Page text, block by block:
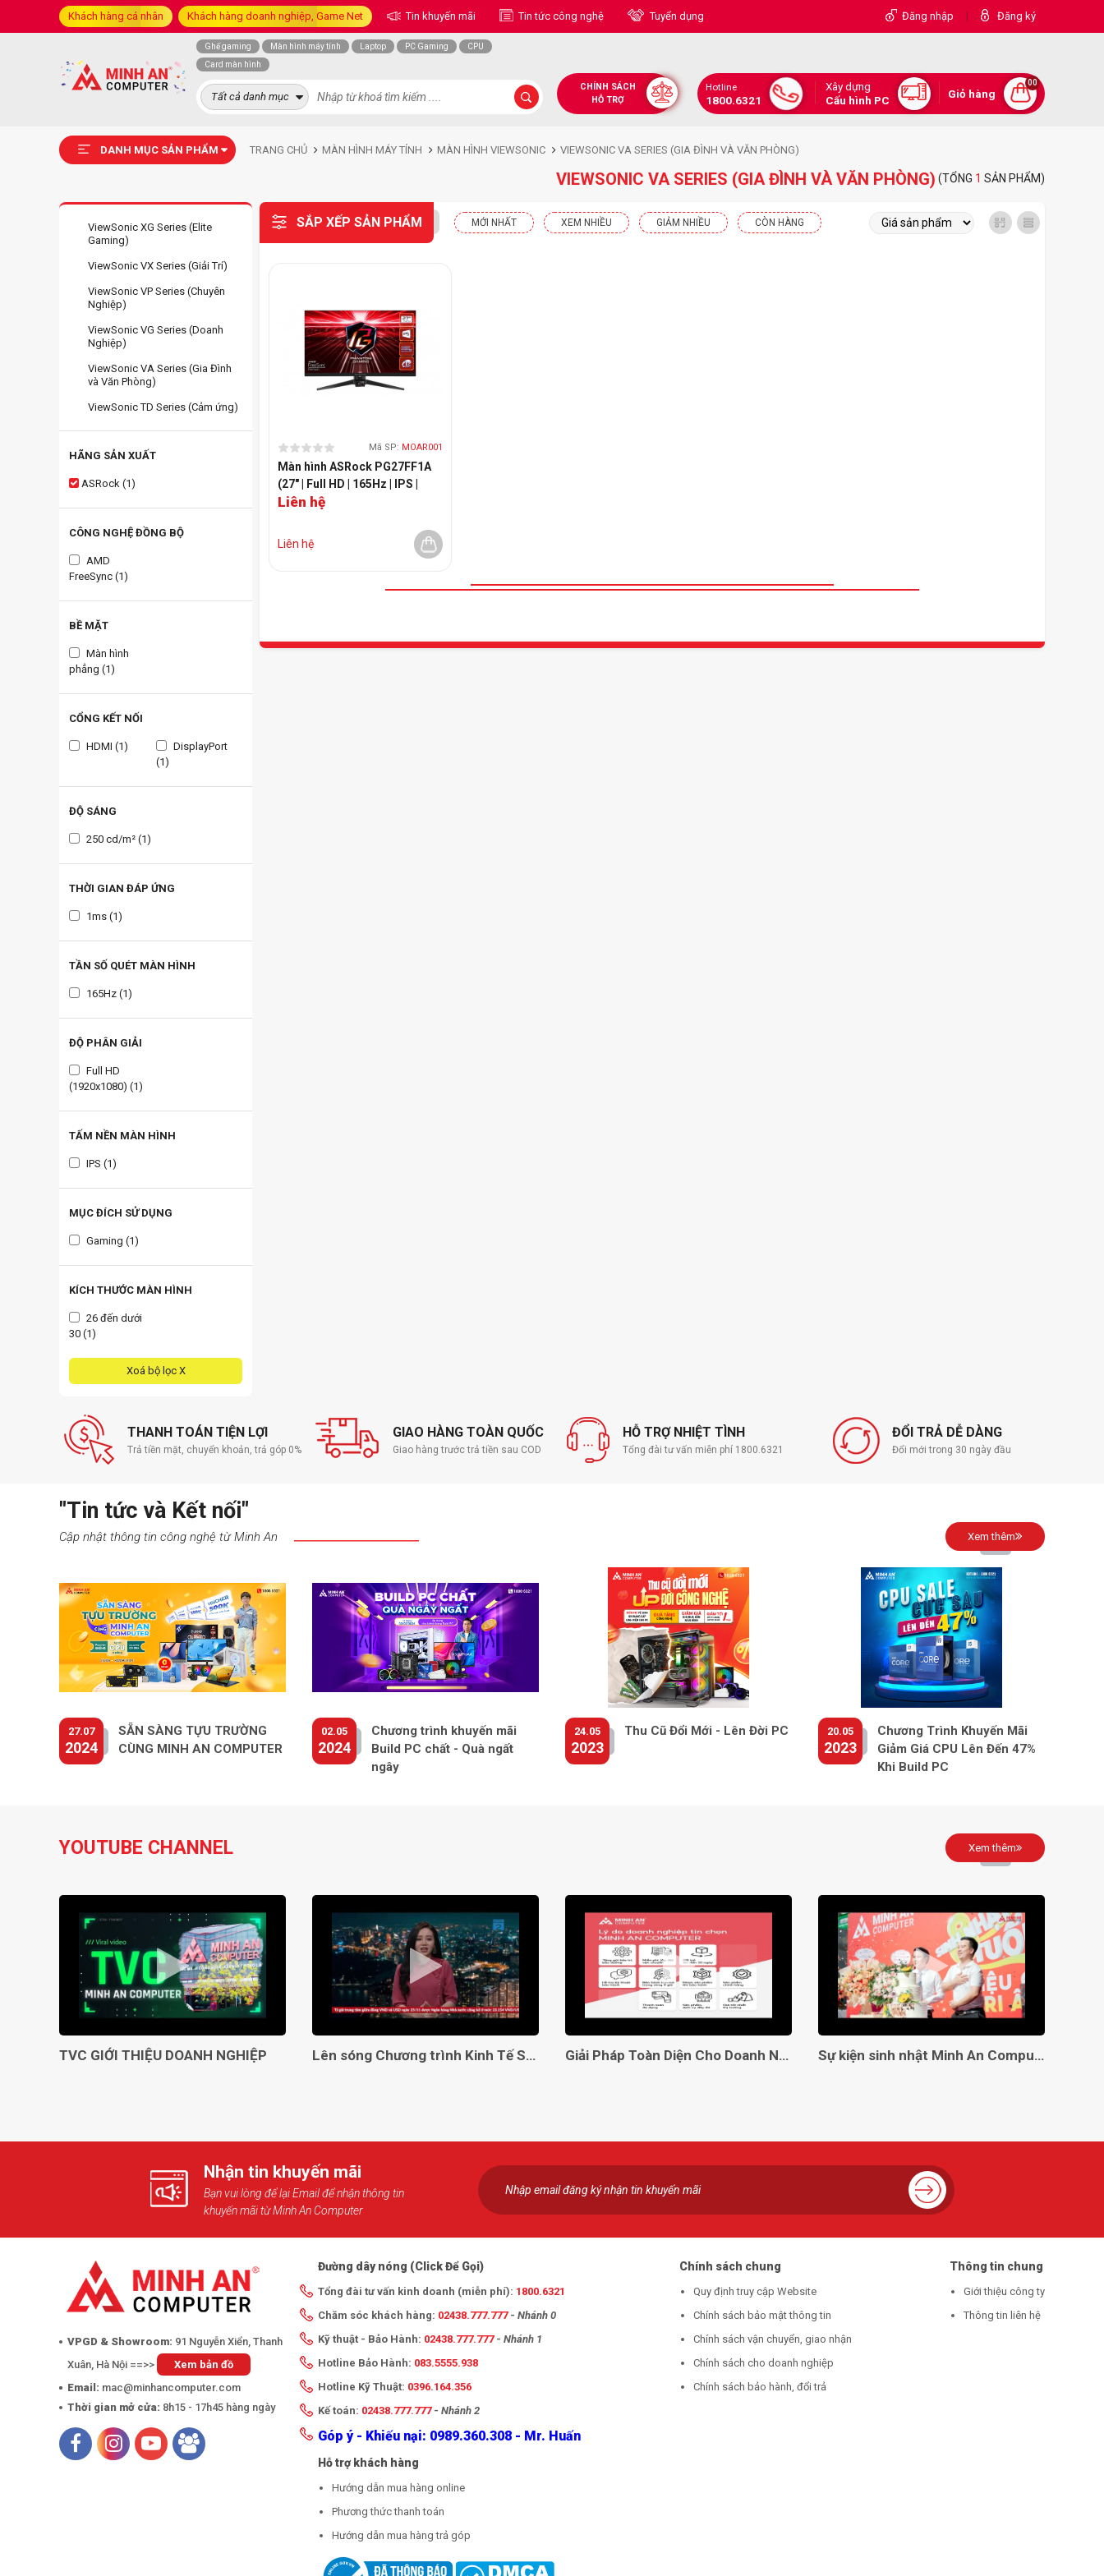
Khách hàng cá nhân Khách hàng doanh nghiệp, Game Net Tin khuyến mãi Tin tức công nghệ Tuyển dụng Đăng nhập | Đăng ký
Ghế gaming Màn hình máy tính Laptop PC Gaming
CPU
Card màn hình
Tất cả danh mục
CHÍNH SÁCH
HỖ TRỢ
Hotline
1800.6321
Xây dựng
Cấu hình PC
Giỏ hàng
00
DANH MỤC SẢN PHẨM TRANG CHỦ MÀN HÌNH MÁY TÍNH MÀN HÌNH VIEWSONIC VIEWSONIC VA SERIES (GIA ĐÌNH VÀ VĂN PHÒNG)
VIEWSONIC VA SERIES (GIA ĐÌNH VÀ VĂN PHÒNG) (TỔNG 1 SẢN PHẨM)
ViewSonic XG Series (Elite
Gaming)
ViewSonic VX Series (Giải Trí)
ViewSonic VP Series (Chuyên
Nghiệp)
ViewSonic VG Series (Doanh
Nghiệp)
ViewSonic VA Series (Gia Đình
và Văn Phòng)
ViewSonic TD Series (Cảm ứng)
HÃNG SẢN XUẤT
ASRock (1)
CÔNG NGHỆ ĐỒNG BỘ
AMD
FreeSync (1)
BỀ MẶT
Màn hình
phẳng (1)
CỔNG KẾT NỐI
HDMI (1)
DisplayPort
(1)
ĐỘ SÁNG
250 cd/m² (1)
THỜI GIAN ĐÁP ỨNG
1ms (1)
TẦN SỐ QUÉT MÀN HÌNH
165Hz (1)
ĐỘ PHÂN GIẢI
Full HD
(1920x1080) (1)
TẤM NỀN MÀN HÌNH
IPS (1)
MỤC ĐÍCH SỬ DỤNG
Gaming (1)
KÍCH THƯỚC MÀN HÌNH
26 đến dưới
30 (1)
Xoá bộ lọc X
SẮP XẾP SẢN PHẨM MỚI NHẤT XEM NHIỀU GIẢM NHIỀU CÒN HÀNG
Mã SP: MOAR001
Màn hình ASRock PG27FF1A
(27" | Full HD | 165Hz | IPS |
FreeSync)
Liên hệ
Liên hệ
THANH TOÁN TIỆN LỢI
Trả tiền mặt, chuyển khoản, trả góp 0%
GIAO HÀNG TOÀN QUỐC
Giao hàng trước trả tiền sau COD
HỖ TRỢ NHIỆT TÌNH
Tổng đài tư vấn miễn phí 1800.6321
ĐỔI TRẢ DỄ DÀNG
Đổi mới trong 30 ngày đầu
"Tin tức và Kết nối"
Cập nhật thông tin công nghệ từ Minh An Xem thêm
27.07
2024
SẴN SÀNG TỰU TRƯỜNG
CÙNG MINH AN COMPUTER
02.05
2024
Chương trình khuyến mãi
Build PC chất - Quà ngất
ngây
24.05
2023
Thu Cũ Đổi Mới - Lên Đời PC 20.05
2023
Chương Trình Khuyến Mãi
Giảm Giá CPU Lên Đến 47%
Khi Build PC
YOUTUBE CHANNEL Xem thêm
TVC GIỚI THIỆU DOANH NGHIỆP Lên sóng Chương trình Kinh Tế Số VTC2 Giải Pháp Toàn Diện Cho Doanh Nghiệp Với Minh An Computer! Sự kiện sinh nhật Minh An Computer 8 tuổi
Nhận tin khuyến mãi
Bạn vui lòng để lại Email để nhận thông tin
khuyến mãi từ Minh An Computer
VPGD & Showroom: 91 Nguyễn Xiển, Thanh
Xuân, Hà Nội ==>>
Xem bản đồ
Email: mac@minhancomputer.com
Thời gian mở cửa: 8h15 - 17h45 hàng ngày
Đường dây nóng (Click Để Gọi)
Tổng đài tư vấn kinh doanh (miễn phí): 1800.6321
Chăm sóc khách hàng: 02438.777.777- Nhánh 0
Kỹ thuật - Bảo Hành: 02438.777.777- Nhánh 1
Hotline Bảo Hành: 083.5555.938
Hotline Kỹ Thuật: 0396.164.356
Kế toán: 02438.777.777- Nhánh 2
Góp ý - Khiếu nại: 0989.360.308 - Mr. Huấn
Chính sách chung
Quy định truy cập Website
Chính sách bảo mật thông tin
Chính sách vận chuyển, giao nhận
Chính sách cho doanh nghiệp
Chính sách bảo hành, đổi trả
Thông tin chung
Giới thiệu công ty
Thông tin liên hệ
Hỗ trợ khách hàng
Hướng dẫn mua hàng online
Phương thức thanh toán
Hướng dẫn mua hàng trả góp